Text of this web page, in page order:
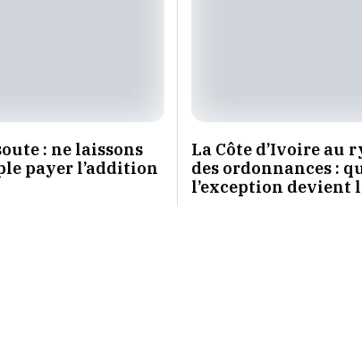
: ne laissons
payer l’addition
La Côte d’Ivoire au
des ordonnances :
l’exception devient